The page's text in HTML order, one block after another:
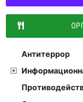
Антитеррор